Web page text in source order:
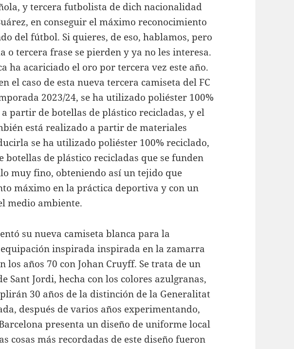
y tercera futbolista de dich nacionalidad
en conseguir el máximo reconocimiento
del fútbol. Si quieres, de eso, hablamos, pero
o tercera frase se pierden y ya no les interesa.
ha acariciado el oro por tercera vez este año.
el caso de esta nueva tercera camiseta del FC
2023/24, se ha utilizado poliéster 100%
partir de botellas de plástico recicladas, y el
está realizado a partir de materiales
se ha utilizado poliéster 100% reciclado,
botellas de plástico recicladas que se funden
muy fino, obteniendo así un tejido que
máximo en la práctica deportiva y con un
medio ambiente.
su nueva camiseta blanca para la
inspirada inspirada en la zamarra
los años 70 con Johan Cruyff. Se trata de un
Sant Jordi, hecha con los colores azulgranas,
30 años de la distinción de la Generalitat
después de varios años experimentando,
presenta un diseño de uniforme local
cosas más recordadas de este diseño fueron